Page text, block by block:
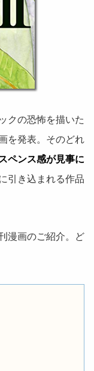
クの恐怖を描いた
を発表。そのどれ
ペンス感が見事に
引き込まれる作品
漫画のご紹介。ど